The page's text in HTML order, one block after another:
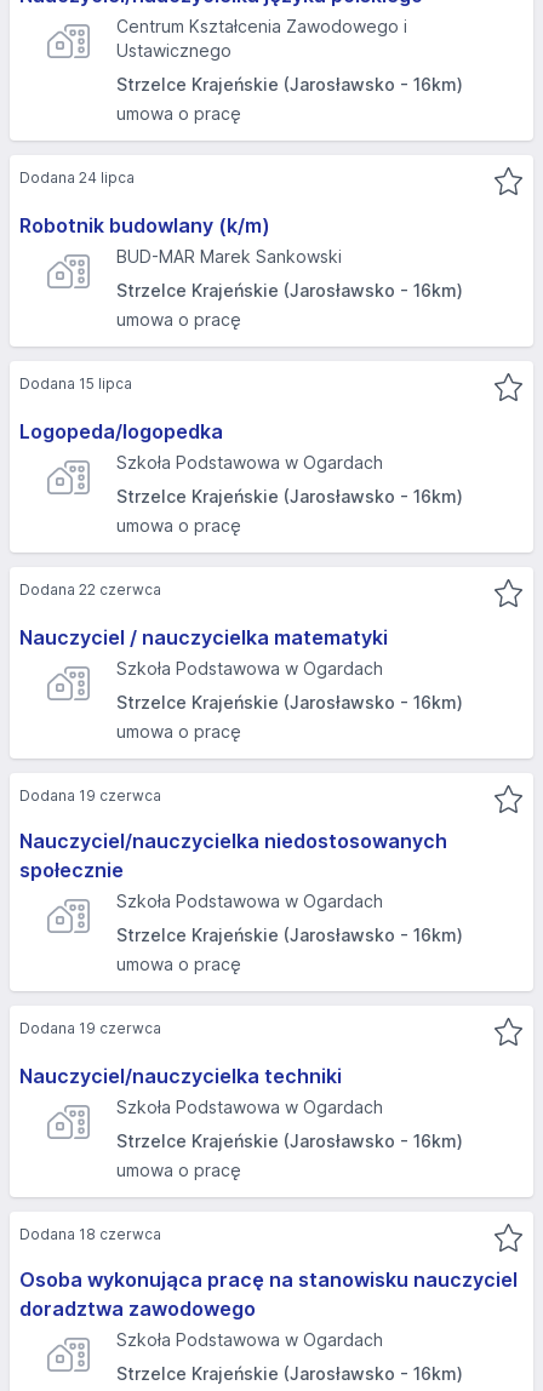
Centrum Kształcenia Zawodowego i
Ustawicznego
Strzelce Krajeńskie (Jarosławsko - 16km)
umowa o pracę
Robotnik budowlany (k/m)
BUD-MAR Marek Sankowski
Strzelce Krajeńskie (Jarosławsko - 16km)
umowa o pracę
Dodana 24 lipca
Logopeda/logopedka
Szkoła Podstawowa w Ogardach
Strzelce Krajeńskie (Jarosławsko - 16km)
umowa o pracę
Dodana 15 lipca
Nauczyciel / nauczycielka matematyki
Szkoła Podstawowa w Ogardach
Strzelce Krajeńskie (Jarosławsko - 16km)
umowa o pracę
Dodana 22 czerwca
Nauczyciel/nauczycielka niedostosowanych
społecznie
Szkoła Podstawowa w Ogardach
Strzelce Krajeńskie (Jarosławsko - 16km)
umowa o pracę
Dodana 19 czerwca
Nauczyciel/nauczycielka techniki
Szkoła Podstawowa w Ogardach
Strzelce Krajeńskie (Jarosławsko - 16km)
umowa o pracę
Dodana 19 czerwca
Osoba wykonująca pracę na stanowisku nauczyciel
doradztwa zawodowego
Szkoła Podstawowa w Ogardach
Strzelce Krajeńskie (Jarosławsko - 16km)
Dodana 18 czerwca